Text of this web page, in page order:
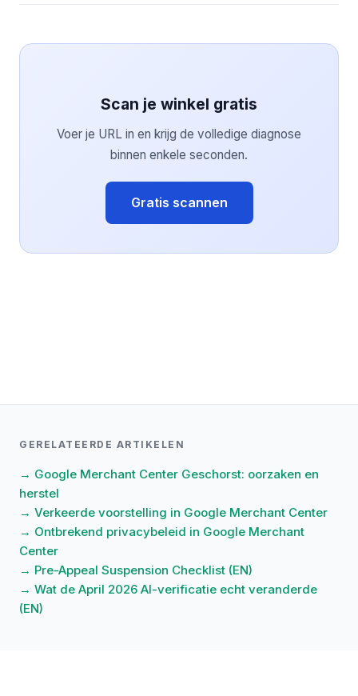
Scan je winkel gratis
Voer je URL in en krijg de volledige diagnose
binnen enkele seconden.
Gratis scannen
GERELATEERDE ARTIKELEN
→ Google Merchant Center Geschorst: oorzaken en
herstel
→ Verkeerde voorstelling in Google Merchant Center
→ Ontbrekend privacybeleid in Google Merchant
Center
→ Pre-Appeal Suspension Checklist (EN)
→ Wat de April 2026 AI-verificatie echt veranderde
(EN)